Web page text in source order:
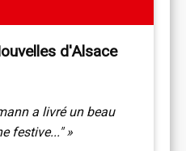
d'Alsace
a livré un beau
festive..." »